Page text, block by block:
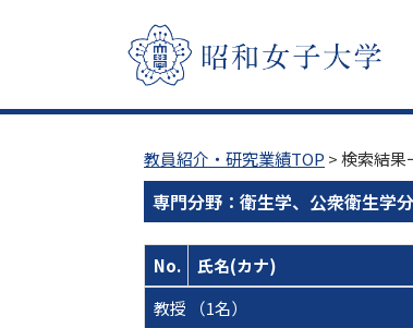
教員紹介・研究業績TOP > 検索結果
専門分野：衛生学、公衆衛生学
No. 氏名(カナ)
教授 （1名）